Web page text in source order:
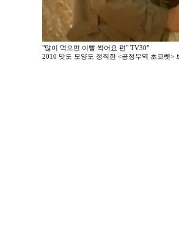
"많이 먹으면 이빨 썩어요 편" TV30"
2010 맛도 모양도 정직한 <공정무역 초코렛>